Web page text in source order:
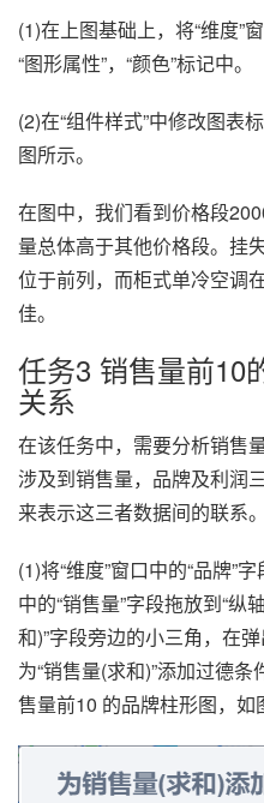
(1)在上图基础上，将“维度”
“图形属性”，“颜色”标记中。
(2)在“组件样式”中修改图表
图所示。
在图中，我们看到价格段
量总体高于其他价格段。挂
位于前列，而柜式单冷空调
佳。
任务3 销售量前10
关系
在该任务中，需要分析销售
涉及到销售量，品牌及利润
来表示这三者数据间的联系。
(1)将“维度”窗口中的“品牌”
中的“销售量”字段拖放到“纵
和)”字段旁边的小三角，在
为“销售量(求和)”添加过德
售量前10 的品牌柱形图，如